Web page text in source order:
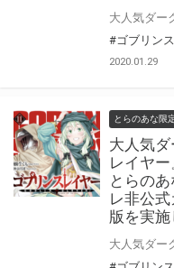
#ゴブリン
2020.01.29
とらのあな限
大人気
レイヤ
とらの
レ非公
版を実施